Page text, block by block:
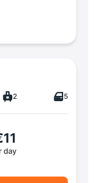
2 5
day